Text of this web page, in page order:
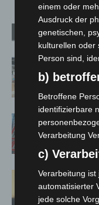
Verwandte Artikel
A2:
einem oder
Ausdruck der
genetischen,
kulturellen oder
Person sind,
b)
Betroffene
identifizierbare
Verarbeitung
c)
Verarbeitung
automatisierter
jede solche